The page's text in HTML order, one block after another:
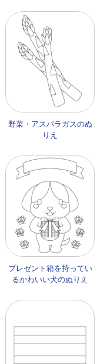
野菜・アスパラガスのぬ
りえ
プレゼント箱を持ってい
るかわいい犬のぬりえ